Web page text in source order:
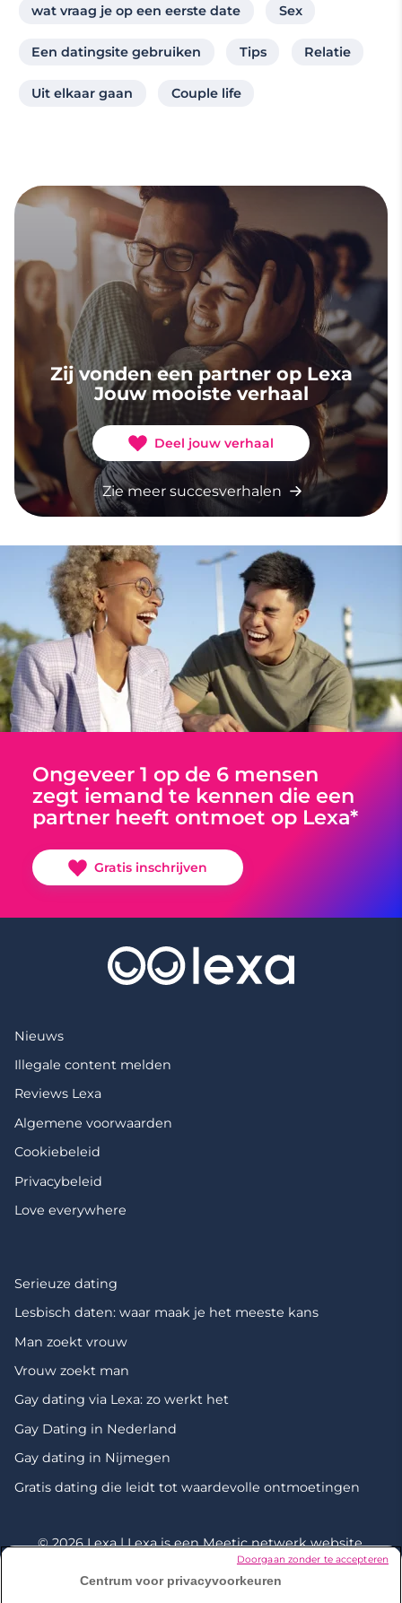
wat vraag je op een eerste date Sex
Een datingsite gebruiken Tips Relatie
Uit elkaar gaan Couple life
Zij vonden een partner op Lexa
Jouw mooiste verhaal
Deel jouw verhaal
Zie meer succesverhalen
Ongeveer 1 op de 6 mensen
zegt iemand te kennen die een
partner heeft ontmoet op Lexa*
Gratis inschrijven
Nieuws
Illegale content melden
Reviews Lexa
Algemene voorwaarden
Cookiebeleid
Privacybeleid
Love everywhere
Serieuze dating
Lesbisch daten: waar maak je het meeste kans
Man zoekt vrouw
Vrouw zoekt man
Gay dating via Lexa: zo werkt het
Gay Dating in Nederland
Gay dating in Nijmegen
Gratis dating die leidt tot waardevolle ontmoetingen
© 2026 Lexa | Lexa is eenMeetic netwerkwebsite.
*Onderzoek uitgevoerd door Dynata in december 2023 onder
Centrum voor privacyvoorkeuren
Doorgaan zonder te accepteren